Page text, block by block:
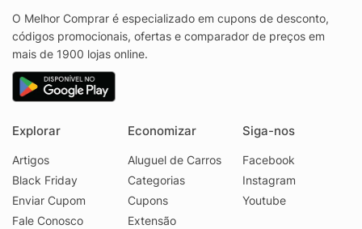
O Melhor Comprar é especializado em cupons de desconto,
códigos promocionais, ofertas e comparador de preços em
mais de 1900 lojas online.
Explorar
Artigos
Black Friday
Enviar Cupom
Fale Conosco
Economizar
Aluguel de Carros
Categorias
Cupons
Extensão
Siga-nos
Facebook
Instagram
Youtube